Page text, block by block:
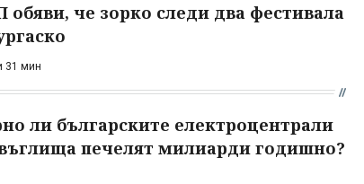
обяви, че зорко следи два фестивала
31 мин
ли българските електроцентрали
печелят милиарди годишно?